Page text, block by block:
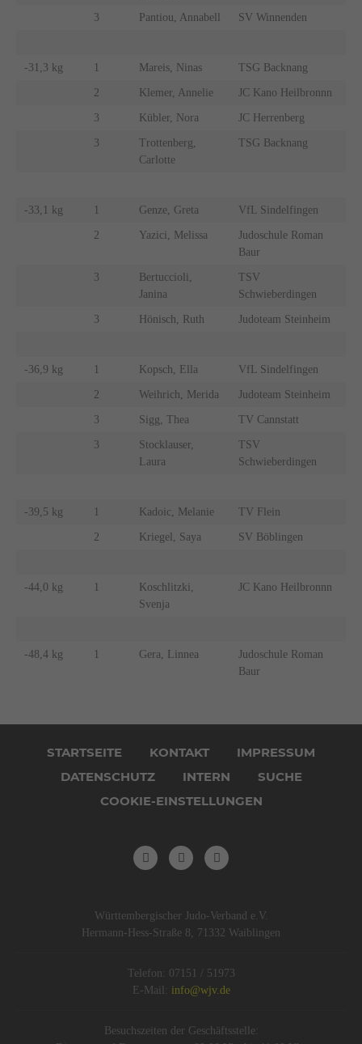
3 Pantiou, Annabell SV Winnenden
-31,3 kg 1 Mareis, Ninas TSG Backnang
2 Klemer, Annelie JC Kano Heilbronnn
3 Kübler, Nora JC Herrenberg
3
Trottenberg,
Carlotte
TSG Backnang
-33,1 kg 1 Genze, Greta VfL Sindelfingen
2 Yazici, Melissa
Judoschule Roman
Baur
3
Bertuccioli,
Janina
TSV
Schwieberdingen
3 Hönisch, Ruth Judoteam Steinheim
-36,9 kg 1 Kopsch, Ella VfL Sindelfingen
2 Weihrich, Merida Judoteam Steinheim
3 Sigg, Thea TV Cannstatt
3
Stocklauser,
Laura
TSV
Schwieberdingen
-39,5 kg 1 Kadoic, Melanie TV Flein
2 Kriegel, Saya SV Böblingen
-44,0 kg 1
Koschlitzki,
Svenja
JC Kano Heilbronnn
-48,4 kg 1 Gera, Linnea
Judoschule Roman
Baur
überspringenSTARTSEITE KONTAKT
IMPRESSUM
DATENSCHUTZ
INTERN
SUCHE
COOKIE-EINSTELLUNGEN
Württembergischer Judo-Verband e.V.
Hermann-Hess-Straße 8, 71332 Waiblingen
Telefon: 07151 / 51973
E-Mail: info@wjv.de
Besuchszeiten der Geschäftsstelle: